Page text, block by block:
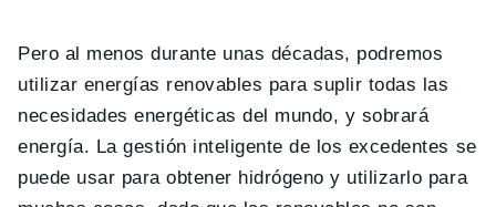
Pero al menos durante unas décadas, podremos
utilizar energías renovables para suplir todas las
necesidades energéticas del mundo, y sobrará
energía. La gestión inteligente de los excedentes se
puede usar para obtener hidrógeno y utilizarlo para